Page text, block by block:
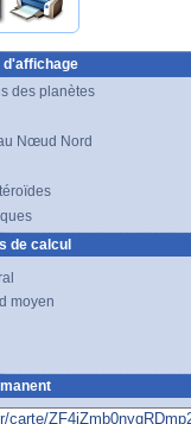
des planètes
Nœud Nord
de calcul
moyen